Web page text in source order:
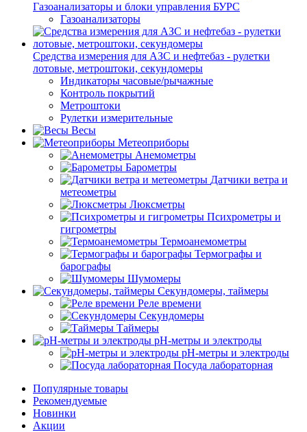
Газоанализаторы и блоки управления БУРС
Газоанализаторы
Средства измерения для АЗС и нефтебаз - рулетки
лотовые, метроштоки, секундомеры
Индикаторы часовые/рычажные
Контроль покрытий
Метроштоки
Рулетки измерительные
Весы
Метеоприборы
Анемометры
Барометры
Датчики ветра и
метеометры
Люксметры
Психрометры и
гигрометры
Термоанемометры
Термографы и
барографы
Шумомеры
Секундомеры, таймеры
Реле времени
Секундомеры
Таймеры
pH-метры и электроды
pH-метры и электроды
Посуда лабораторная
Популярные товары
Рекомендуемые
Новинки
Акции